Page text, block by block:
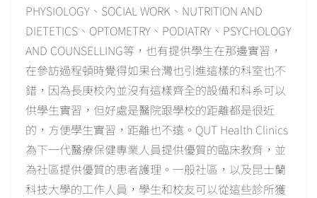
PHYSIOLOGY、SOCIAL WORK、NUTRITION AND
DIETETICS、OPTOMETRY、PODIATRY、PSYCHOLOGY
AND COUNSELLING等，也有提供學生在那邊實習，
在參訪過程頓時覺得如果台灣也引進這樣的科室也不
錯，因為長庚校內並沒有這樣齊全的設備和科系可以
供學生實習，但好處是醫院跟學校的距離都是很近
的，方便學生實習，距離也不遠。QUT Health Clinics
為下一代醫療保健專業人員提供優質的臨床教育，並
為社區提供優質的患者護理。一般社區，以及昆士蘭
科技大學的工作人員，學生和校友可以從這些診所獲